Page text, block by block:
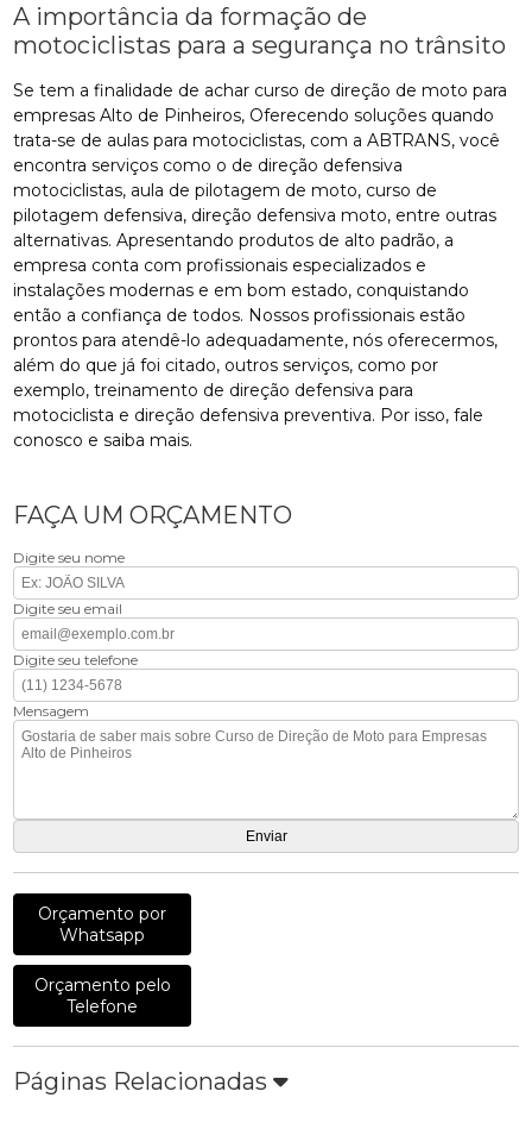
A importância da formação de
motociclistas para a segurança no trânsito
Se tem a finalidade de achar curso de direção de moto para
empresas Alto de Pinheiros, Oferecendo soluções quando
trata-se de aulas para motociclistas, com a ABTRANS, você
encontra serviços como o de direção defensiva
motociclistas, aula de pilotagem de moto, curso de
pilotagem defensiva, direção defensiva moto, entre outras
alternativas. Apresentando produtos de alto padrão, a
empresa conta com profissionais especializados e
instalações modernas e em bom estado, conquistando
então a confiança de todos. Nossos profissionais estão
prontos para atendê-lo adequadamente, nós oferecermos,
além do que já foi citado, outros serviços, como por
exemplo, treinamento de direção defensiva para
motociclista e direção defensiva preventiva. Por isso, fale
conosco e saiba mais.
FAÇA UM ORÇAMENTO
Digite seu nome
Digite seu email
Digite seu telefone
Mensagem
Orçamento por
Whatsapp
Orçamento pelo
Telefone
Páginas Relacionadas